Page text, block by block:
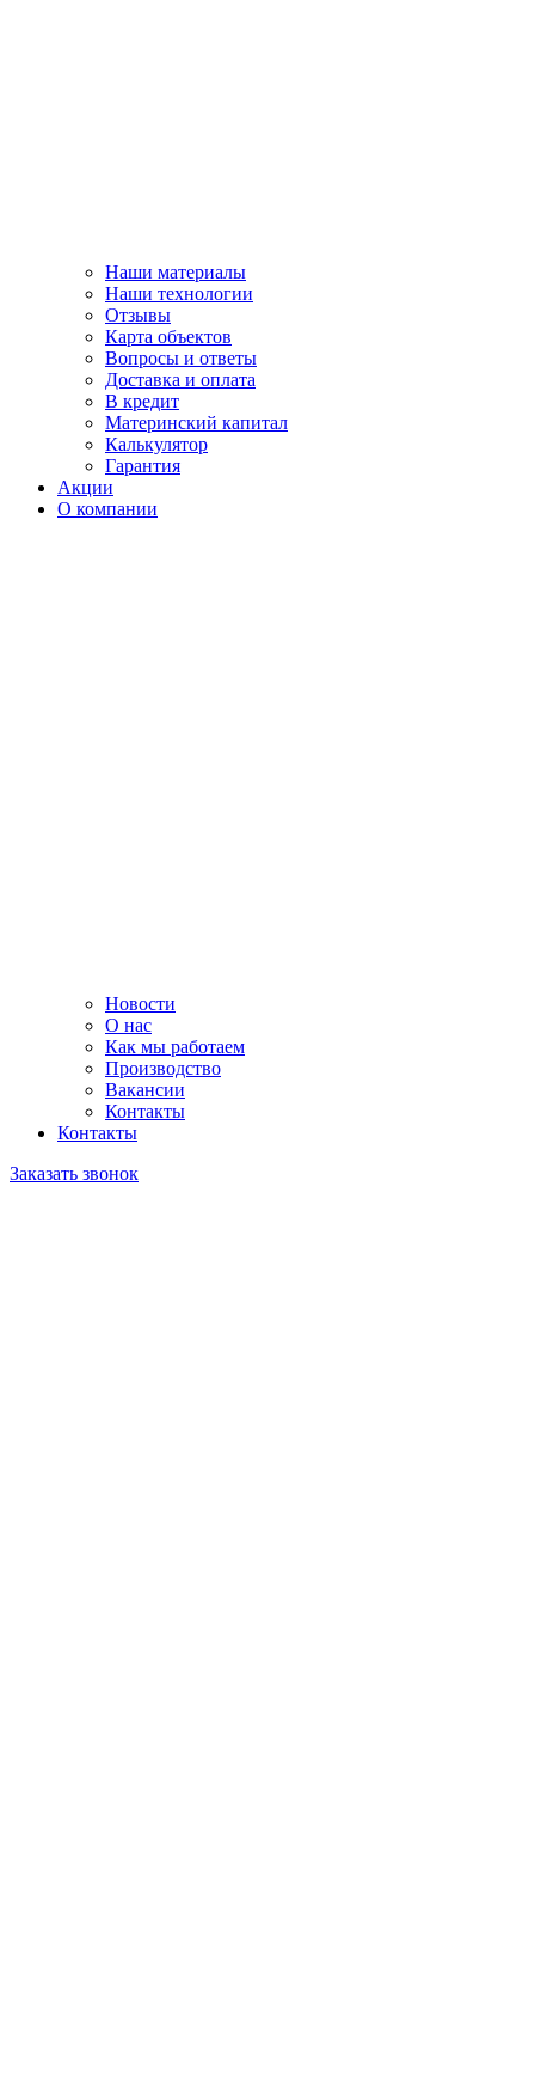
Наши материалы
Наши технологии
Отзывы
Карта объектов
Вопросы и ответы
Доставка и оплата
В кредит
Материнский капитал
Калькулятор
Гарантия
Акции
О компании
Новости
О нас
Как мы работаем
Производство
Вакансии
Контакты
Контакты
Заказать звонок